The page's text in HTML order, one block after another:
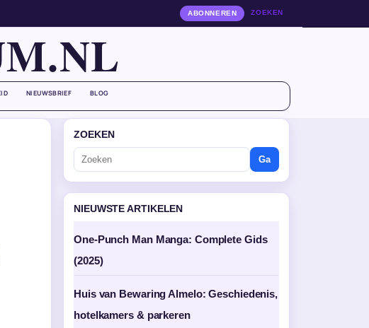
ABONNEREN ZOEKEN
NIEUWSBRIEF BLOG
ZOEKEN
Ga
NIEUWSTE ARTIKELEN
One-Punch Man Manga: Complete Gids
(2025)
Huis van Bewaring Almelo: Geschiedenis,
hotelkamers & parkeren